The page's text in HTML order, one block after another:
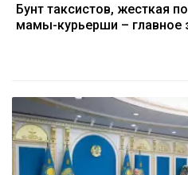
Бунт таксистов, жесткая
мамы-курьерши – главное